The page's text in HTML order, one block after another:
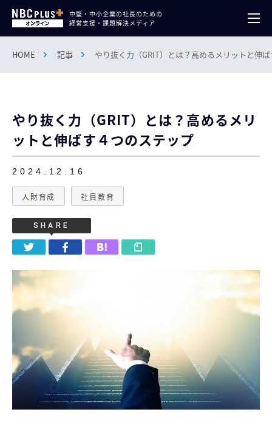
中堅・中小企業の社長のための
経営支援・課題解決メディア
HOME 記事 やり抜く力（GRIT）とは？高めるメリットと伸
やり抜く力（GRIT）とは？高めるメリ
ットと伸ばす４つのステップ
2024.12.16
人財育成 社員教育
SHARE